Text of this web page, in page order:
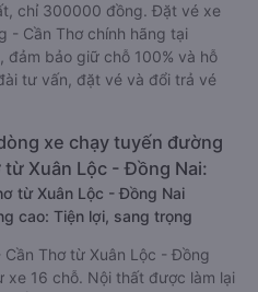
chỉ 300000 đồng. Đặt vé xe
- Cần Thơ chính hãng tại
đảm bảo giữ chỗ 100% và hỗ
tư vấn, đặt vé và đổi trả vé
xe chạy tuyến đường
từ Xuân Lộc - Đồng Nai:
từ Xuân Lộc - Đồng Nai
cao: Tiện lợi, sang trọng
Thơ từ Xuân Lộc - Đồng
xe 16 chỗ. Nội thất được làm lại